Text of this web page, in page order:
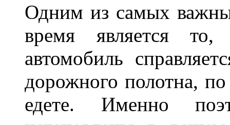
Одним из самых
время является то,
автомобиль
дорожного полотна,
едете. Именно